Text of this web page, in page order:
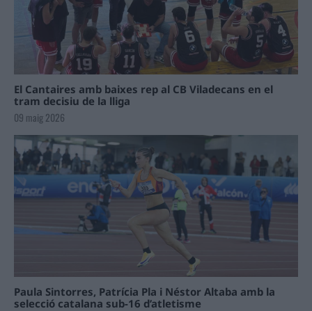
El Cantaires amb baixes rep al CB Viladecans en el
tram decisiu de la lliga
09 maig 2026
Paula Sintorres, Patrícia Pla i Néstor Altaba amb la
selecció catalana sub-16 d’atletisme